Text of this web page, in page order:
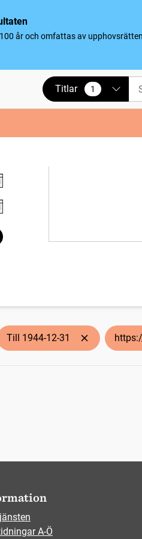
år och omfattas av
Titlar 1
vald
Till 1944-12-31
A-Ö